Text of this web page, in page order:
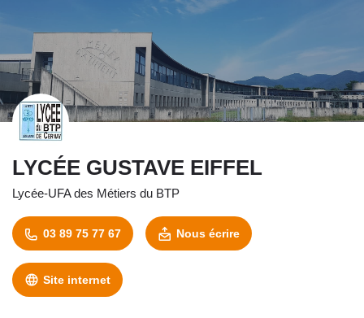
LYCÉE GUSTAVE EIFFEL
Lycée-UFA des Métiers du BTP
03 89 75 77 67 Nous écrire
Site internet